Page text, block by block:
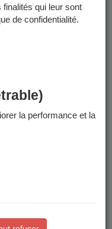
qui leur sont
de confidentialité.
la performance et la